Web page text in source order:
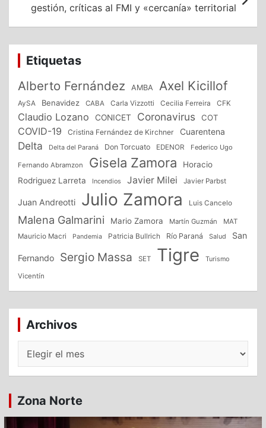
gestión, críticas al FMI y «cercanía» territorial
Etiquetas
Alberto Fernández AMBA Axel Kicillof
AySA Benavidez CABA Carla Vizzotti Cecilia Ferreira CFK
Claudio Lozano CONICET Coronavirus COT
COVID-19 Cristina Fernández de Kirchner Cuarentena
Delta Delta del Paraná Don Torcuato EDENOR Federico Ugo
Fernando Abramzon Gisela Zamora
Horacio
Rodriguez Larreta
Incendios Javier Milei Javier Parbst
Juan Andreotti Julio Zamora Luis Cancelo
Malena Galmarini Mario Zamora Martín Guzmán
MAT
Mauricio Macri
Pandemia Patricia Bullrich Río Paraná Salud San
Fernando Sergio Massa SET Tigre Turismo
Vicentín
Archivos
Archivos
Zona Norte